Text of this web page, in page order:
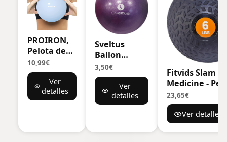
PROIRON,
Pelota de
Pilates,
Fitness,
Yoga,
Embarazo,
Deporte,
Gimnasia,
10,99€
Ver
detalles
Sveltus
Ballon
Pédagogique
- Globo
pedagógico
Unisex
Adulto
3,50€
Ver
detalles
Fitvids Slam
Medicine -
de pared para
ejercicios de
fitness, pesas
23,65€
Ver detalles